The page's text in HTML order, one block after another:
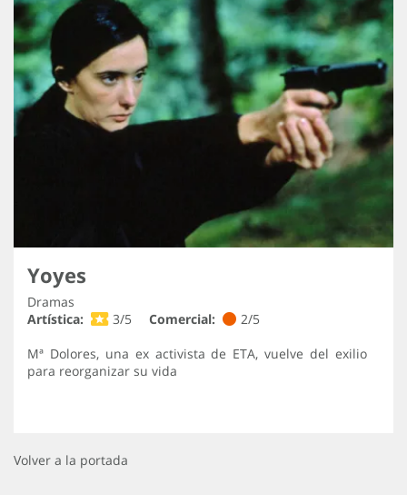
Yoyes
Dramas
Artística:
3/5 Comercial:
2/5
Mª Dolores, una ex activista de ETA, vuelve del exilio
para reorganizar su vida
Volver a la portada